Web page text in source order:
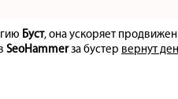
Буст, она ускоряет
SeoHammerза бустер вернут